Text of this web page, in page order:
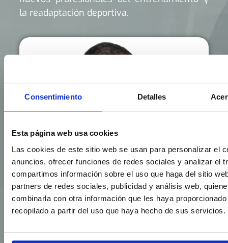
Consentimiento Detalles
Esta página web usa cookies
Las cookies de este sitio web se usan para personalizar el
anuncios, ofrecer funciones de redes sociales y analizar el
compartimos información sobre el uso que haga del sitio
partners de redes sociales, publicidad y análisis web,
combinarla con otra información que les haya
recopilado a partir del uso que haya hecho de sus servicios.
la readaptación deportiva.